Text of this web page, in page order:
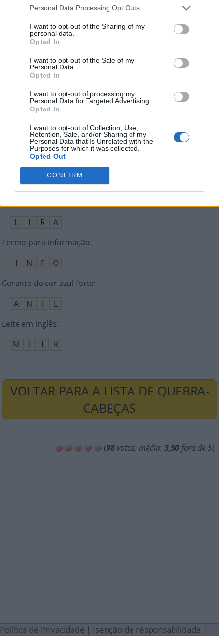
Personal Data Processing Opt Outs
I want to opt-out of the Sharing of my
personal data.
Opted In
I want to opt-out of the Sale of my
Personal Data.
Opted In
I want to opt-out of processing my
Personal Data for Targeted Advertising.
Opted In
I want to opt-out of Collection, Use,
Retention, Sale, and/or Sharing of my
Personal Data that Is Unrelated with the
Purposes for which it was collected.
Opted Out
CONFIRM
L
I R
A
K
L B
Emite som, toca
O
A
Estar nesse tipo de lençóis não é algo bom
A U
S
F R
B
Trio musical de Kiko, Leandro e Bruno em 2000
L
B
L
I R
A
Termo para informação:
I
N F
O
Corante de cor azul forte:
A
N I
L
Leite em inglês:
M
I L K
VOLTAR PARA A LISTA DE QUEBRA-
CABEÇAS
(98 votos, média: 3,50 fora de 5)
Política de Privacidade | Isenção de responsabilidade |